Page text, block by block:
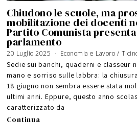
Chiudono le scuole, ma
mobilitazione dei docenti
Partito Comunista
parlamento
20 Luglio 2025
g
o
s
t
2
0
2
6
Economia e Lavoro /
Sedie sui banchi, quaderni e classeur
mano e sorriso sulle labbra: la
18 giugno non sembra essere stata
ultimi anni. Eppure, questo anno
caratterizzato da
Continua